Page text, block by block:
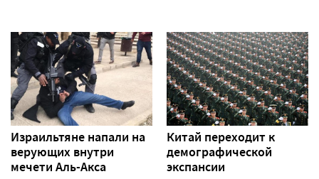
Израильтяне напали на
верующих внутри
мечети Аль-Акса
Китай переходит к
демографической
экспансии